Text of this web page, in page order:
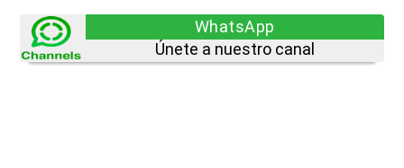
WhatsApp
Únete a nuestro canal